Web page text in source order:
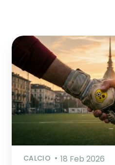
CALCIO 18 Feb 2026